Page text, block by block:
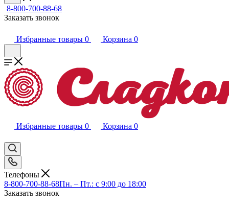
8-800-700-88-68
Заказать звонок
Избранные товары 0 Корзина 0
Избранные товары 0 Корзина 0
Телефоны
8-800-700-88-68Пн. – Пт.: с 9:00 до 18:00
Заказать звонок